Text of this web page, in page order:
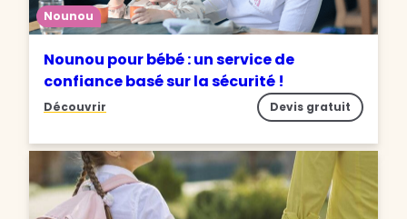
Nounou
Nounou pour bébé : un service de
confiance basé sur la sécurité !
Découvrir Devis gratuit